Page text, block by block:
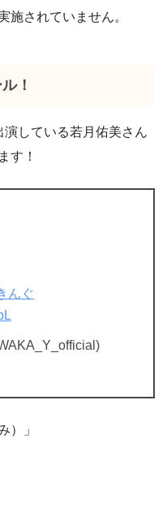
されていません。
！
している若月佑美さん
す！
んぐ
）」